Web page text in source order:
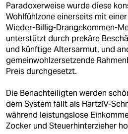
Paradoxerweise wurde diese
Wohlfühlzone einerseits mit
Wieder-Billig-Drangekommen-
unterstützt durch prekäre
und künftige Altersarmut, und
gemeinwohlzersetzende
Preis durchgesetzt.
Die Benachteiligten werden
dem System fällt als HartzIV-
während leistungslose
Zocker und Steuerhinterzieher